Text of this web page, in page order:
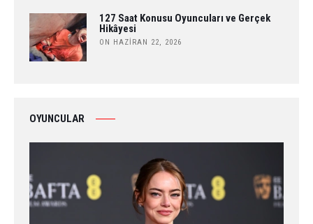
127 Saat Konusu Oyuncuları ve Gerçek
Hikâyesi
ON HAZIRAN 22, 2026
OYUNCULAR